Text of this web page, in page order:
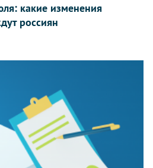
какие изменения
россиян